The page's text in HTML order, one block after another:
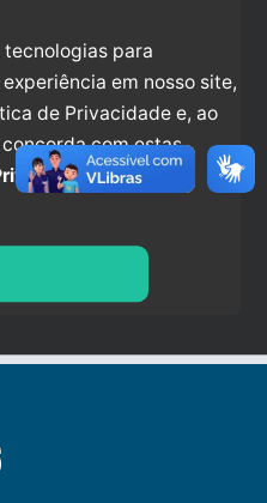
para
em nosso site,
de Privacidade e, ao
com estas